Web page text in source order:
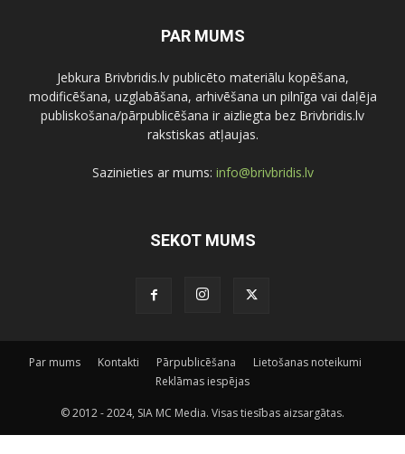
PAR MUMS
Jebkura Brivbridis.lv publicēto materiālu kopēšana,
modificēšana, uzglabāšana, arhivēšana un pilnīga vai daļēja
publiskošana/pārpublicēšana ir aizliegta bez Brivbridis.lv
rakstiskas atļaujas.
Sazinieties ar mums: info@brivbridis.lv
SEKOT MUMS
Par mums Kontakti Pārpublicēšana
Lietošanas noteikumi
Reklāmas iespējas
© 2012 - 2024, SIA MC Media. Visas tiesības aizsargātas.